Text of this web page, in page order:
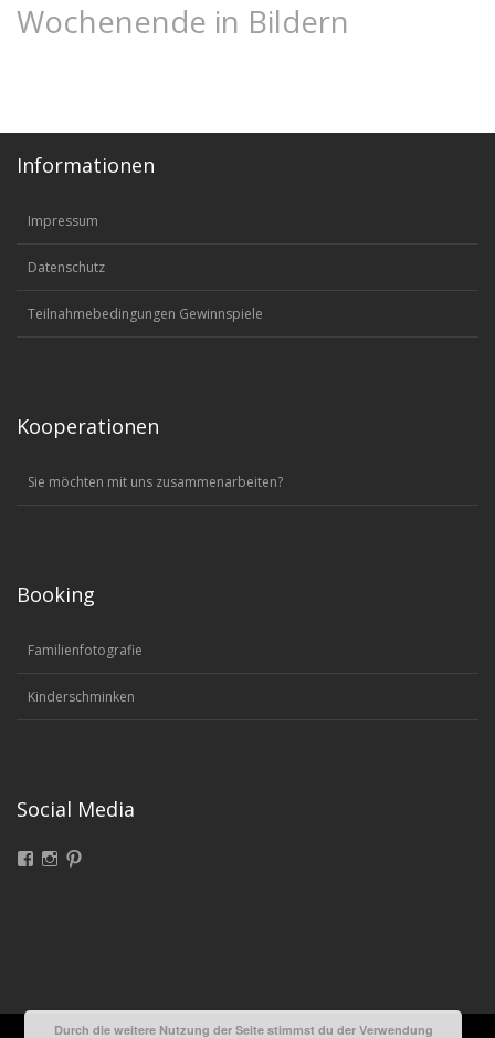
Wochenende in Bildern
Informationen
Impressum
Datenschutz
Teilnahmebedingungen Gewinnspiele
Kooperationen
Sie möchten mit uns zusammenarbeiten?
Booking
Familienfotografie
Kinderschminken
Social Media
FacebookInstagram
Durch die weitere Nutzung der Seite stimmst du der Verwendung